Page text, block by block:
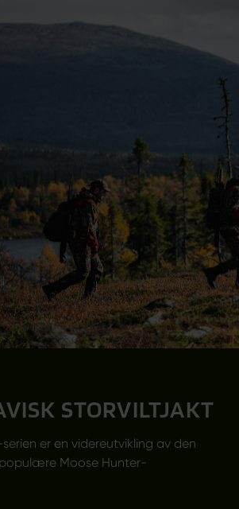
STORVILTJAKT
er en videreutvikling av den
Moose Hunter-